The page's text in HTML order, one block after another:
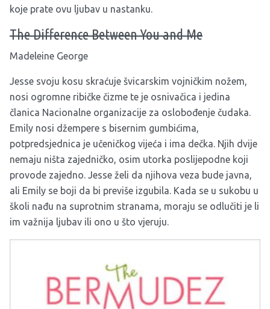
koje prate ovu ljubav u nastanku.
The Difference Between You and Me
Madeleine George
Jesse svoju kosu skraćuje švicarskim vojničkim nožem,
nosi ogromne ribičke čizme te je osnivačica i jedina
članica Nacionalne organizacije za oslobođenje čudaka.
Emily nosi džempere s bisernim gumbićima,
potpredsjednica je učeničkog vijeća i ima dečka. Njih dvije
nemaju ništa zajedničko, osim utorka poslijepodne koji
provode zajedno. Jesse želi da njihova veza bude javna,
ali Emily se boji da bi previše izgubila. Kada se u sukobu u
školi nađu na suprotnim stranama, moraju se odlučiti je li
im važnija ljubav ili ono u što vjeruju.